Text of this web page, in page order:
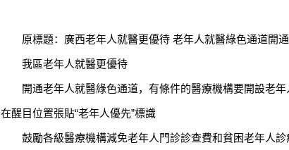
原標題：廣西老年人就醫更優待 老年人就醫綠色通道開通
我區老年人就醫更優待
開通老年人就醫綠色通道，有條件的醫療機構要開設老年
在醒目位置張貼“老年人優先”標識
鼓勵各級醫療機構減免老年人門診診查費和貧困老年人診